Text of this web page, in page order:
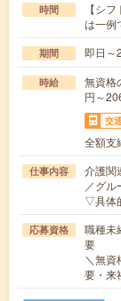
時間
【シ
は一
期間 即日～
時給
無資格
円～
交
全額支
仕事内容
介護関
／グル
▽具体
応募資格
職種未
要
＼無
要・来